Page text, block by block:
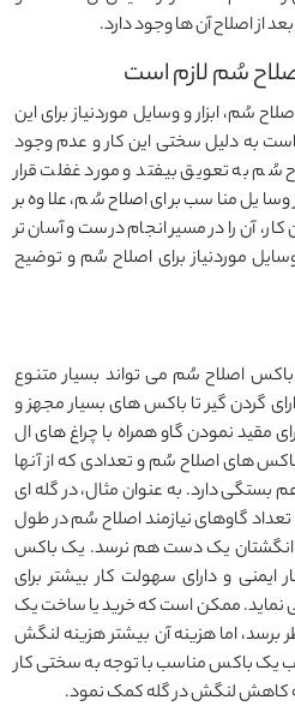
از اصلاح آن ها وجود دارد.
سُم لازم است
سُم، ابزار و وسایل موردنیاز برای این
است به دلیل سختی این کار و عدم وجود
سُم به تعویق بیفتد و مورد غفلت قرار
مناسب برای اصلاح سُم، علاوه بر
آن را در مسیر انجام درست و آسان تر
موردنیاز برای اصلاح سُم و توضیح
اصلاح سُم می تواند بسیار متنوع
گردن گیر تا باکس های بسیار مجهز و
مقید نمودن گاو همراه با چراغ های ال
های اصلاح سُم و تعدادی که از آنها
بستگی دارد. به عنوان مثال، در گله ای
گاو دارد، تعداد گاوهای نیازمند اصلاح سُم در طول
انگشتان یک دست هم نرسد. یک باکس
و دارای سهولت کار بیشتر برای
ممکن است که خرید یا ساخت یک
اما هزینه آن بیشتر هزینه لنگش
یک باکس مناسب با توجه به سختی کار
به کاهش لنگش در گله کمک نمود.